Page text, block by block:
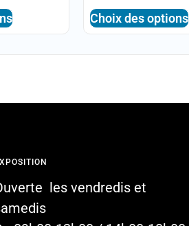
Choix des options
les vendredis et